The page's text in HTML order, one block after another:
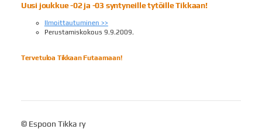
Uusi joukkue -02 ja -03 syntyneilletytöilleTikkaan!
IImoittautuminen >>
Perustamiskokous 9.9.2009.
Tervetuloa Tikkaan Futaamaan!
© Espoon Tikka ry